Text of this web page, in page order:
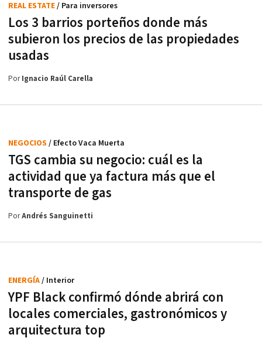
Los 3 barrios porteños donde más
subieron los precios de las propiedades
usadas
REAL ESTATE/ Para inversores
PorIgnacio Raúl Carella
TGS cambia su negocio: cuál es la
actividad que ya factura más que el
transporte de gas
NEGOCIOS / Efecto Vaca Muerta
PorAndrés Sanguinetti
YPF Black confirmó dónde abrirá con
locales comerciales, gastronómicos y
arquitectura top
ENERGÍA/ Interior